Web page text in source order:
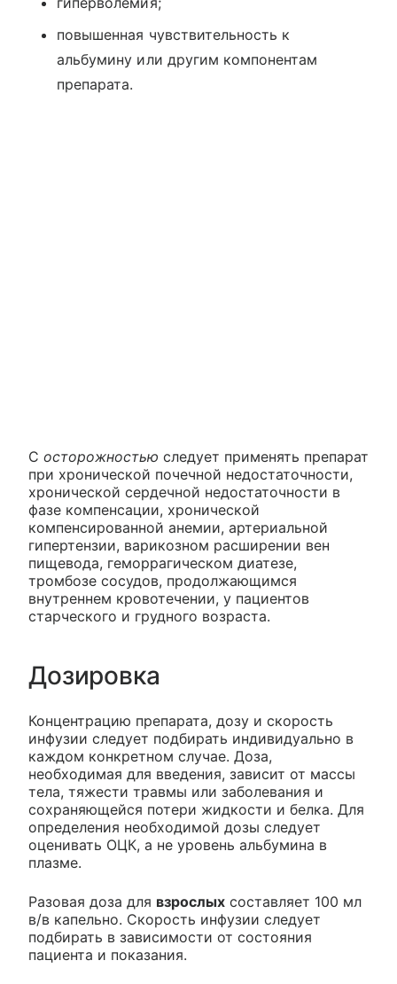
повышенная чувствительность к
альбумину или другим компонентам
препарата.
С осторожностью следует применять препарат
при хронической почечной недостаточности,
хронической сердечной недостаточности в
фазе компенсации, хронической
компенсированной анемии, артериальной
гипертензии, варикозном расширении вен
пищевода, геморрагическом диатезе,
тромбозе сосудов, продолжающимся
внутреннем кровотечении, у пациентов
старческого и грудного возраста.
Дозировка
Концентрацию препарата, дозу и скорость
инфузии следует подбирать индивидуально в
каждом конкретном случае. Доза,
необходимая для введения, зависит от массы
тела, тяжести травмы или заболевания и
сохраняющейся потери жидкости и белка. Для
определения необходимой дозы следует
оценивать ОЦК, а не уровень альбумина в
плазме.
Разовая доза для взрослых составляет 100 мл
в/в капельно. Скорость инфузии следует
подбирать в зависимости от состояния
пациента и показания.